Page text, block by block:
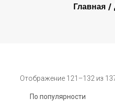
Главная
Отображение 121–132 из
По популярности